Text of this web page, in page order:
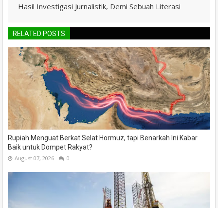
Hasil Investigasi Jurnalistik, Demi Sebuah Literasi
RELATED POSTS
Rupiah Menguat Berkat Selat Hormuz, tapi Benarkah Ini Kabar
Baik untuk Dompet Rakyat?
August 07, 2026 0